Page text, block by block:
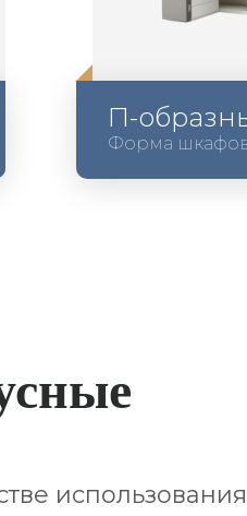
П-
Форма
использования